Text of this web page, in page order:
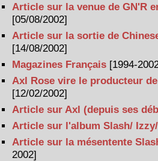
Article sur la venue de GN'R
[05/08/2002]
Article sur la sortie de
[14/08/2002]
Magazines Français [1994-
Axl Rose vire le producteur
[12/02/2002]
Article sur Axl (depuis ses
Article sur l'album Slash/
Article sur la mésentente
2002]